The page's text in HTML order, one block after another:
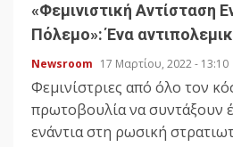
«Φεμινιστική Αντίσταση
Πόλεμο»: Ένα
Newsroom 17 Μαρτίου, 2022 - 13:10
Φεμινίστριες από όλο τον
πρωτοβουλία να συντάξουν
ενάντια στη ρωσική